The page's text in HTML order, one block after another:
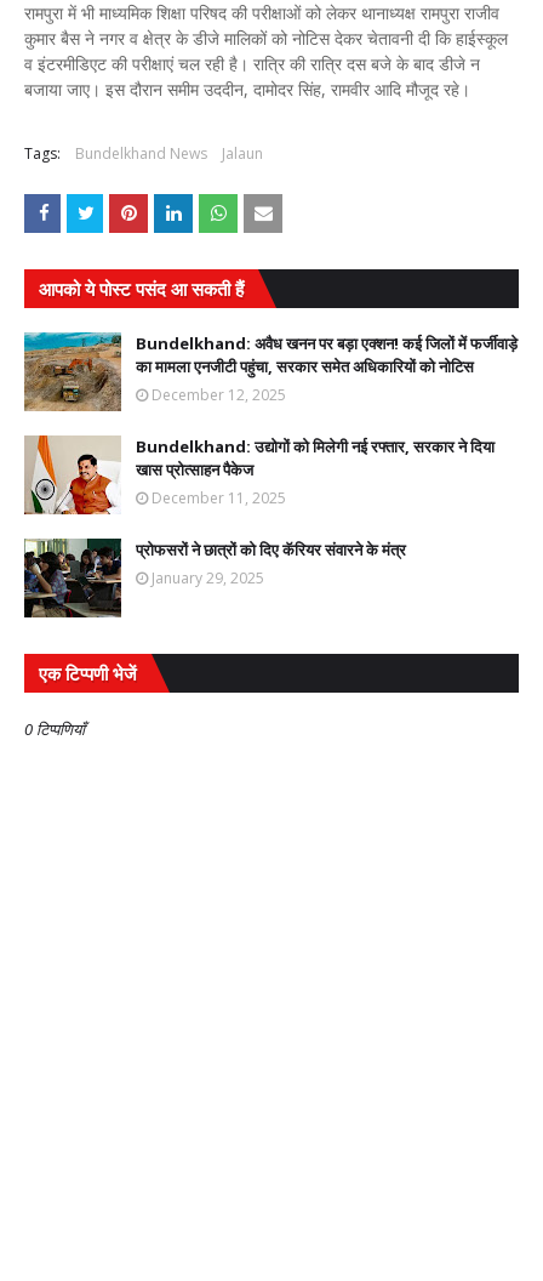
रामपुरा में भी माध्यमिक शिक्षा परिषद की परीक्षाओं को लेकर थानाध्यक्ष रामपुरा राजीव
कुमार बैस ने नगर व क्षेत्र के डीजे मालिकों को नोटिस देकर चेतावनी दी कि हाईस्कूल
व इंटरमीडिएट की परीक्षाएं चल रही है। रात्रि की रात्रि दस बजे के बाद डीजे न
बजाया जाए। इस दौरान समीम उददीन, दामोदर सिंह, रामवीर आदि मौजूद रहे।
Tags: Bundelkhand News Jalaun
आपको ये पोस्ट पसंद आ सकती हैं
Bundelkhand: अवैध खनन पर बड़ा एक्शन! कई जिलों में फर्जीवाड़े
का मामला एनजीटी पहुंचा, सरकार समेत अधिकारियों को नोटिस
December 12, 2025
Bundelkhand: उद्योगों को मिलेगी नई रफ्तार, सरकार ने दिया
खास प्रोत्साहन पैकेज
December 11, 2025
प्रोफसरों ने छात्रों को दिए कॅरियर संवारने के मंत्र
January 29, 2025
एक टिप्पणी भेजें
0 टिप्पणियाँ